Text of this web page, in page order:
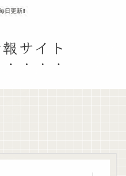
日更新‼
サイト